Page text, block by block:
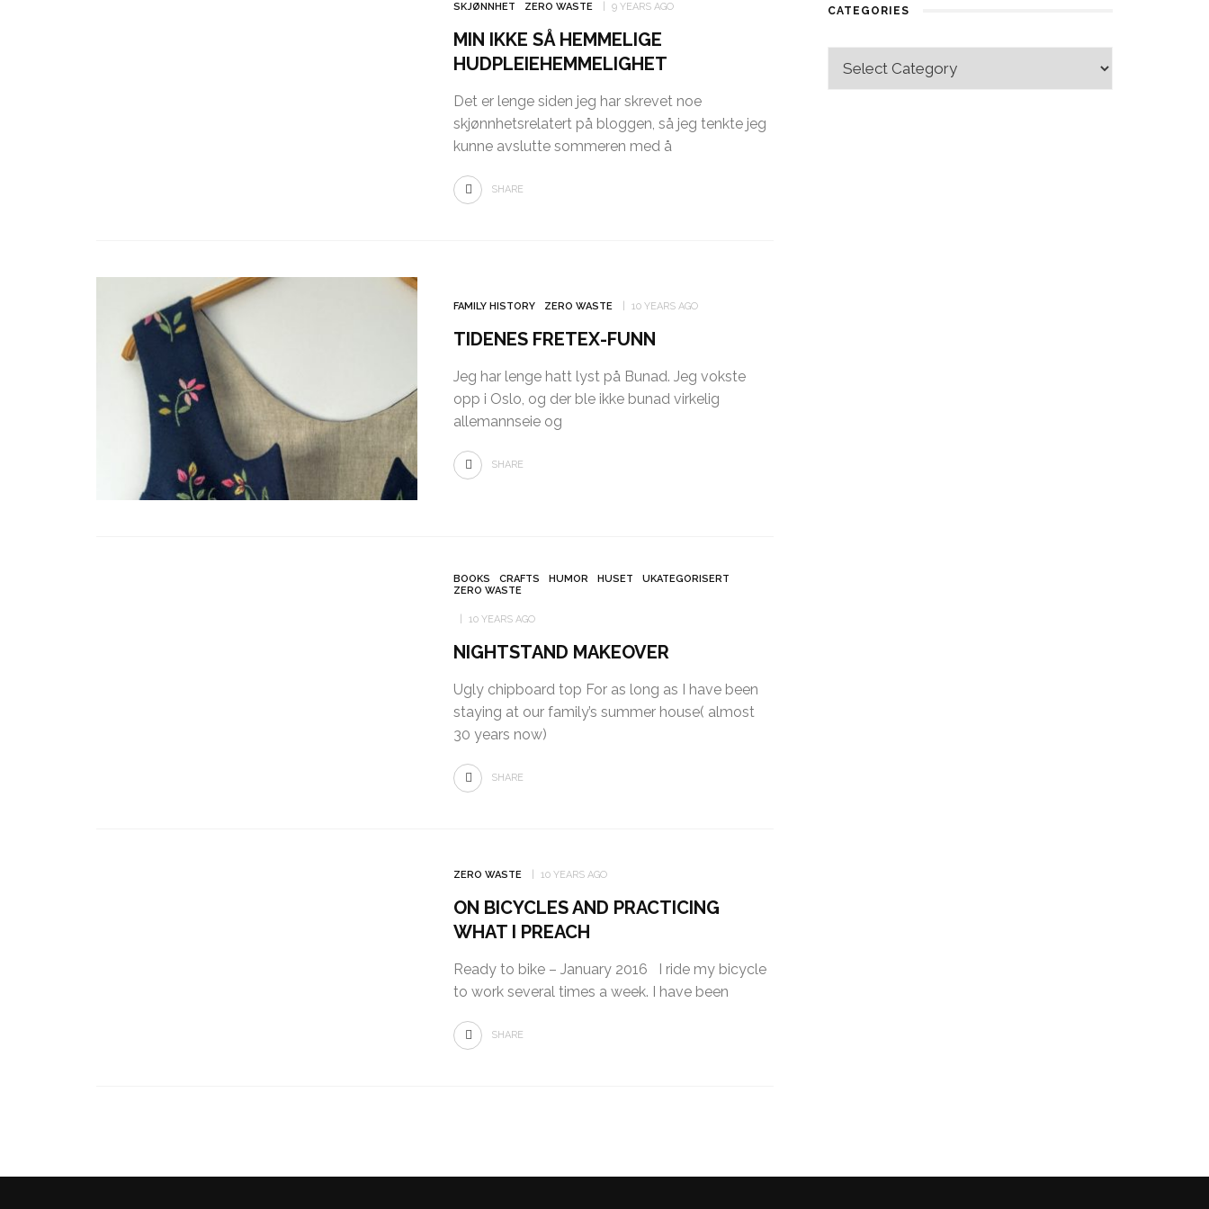
SKJØNNHET ZERO WASTE 9 YEARS AGO
MIN IKKE SÅ HEMMELIGE
HUDPLEIEHEMMELIGHET
Det er lenge siden jeg har skrevet noe
skjønnhetsrelatert på bloggen, så jeg tenkte jeg
kunne avslutte sommeren med å
SHARE
FAMILY HISTORY ZERO WASTE 10 YEARS AGO
TIDENES FRETEX-FUNN
Jeg har lenge hatt lyst på Bunad. Jeg vokste
opp i Oslo, og der ble ikke bunad virkelig
allemannseie og
SHARE
BOOKS CRAFTS HUMOR HUSET
UKATEGORISERT
ZERO WASTE
10 YEARS AGO
NIGHTSTAND MAKEOVER
Ugly chipboard top For as long as I have been
staying at our family’s summer house( almost
30 years now)
SHARE
ZERO WASTE 10 YEARS AGO
ON BICYCLES AND PRACTICING
WHAT I PREACH
Ready to bike – January 2016 I ride my bicycle
to work several times a week. I have been
SHARE
CATEGORIES